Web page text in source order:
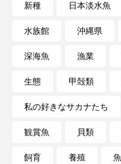
調理 論文
資源 赤潮
軟体動物 軟骨魚類
新種 日本淡水魚
水族館 沖縄県
深海魚 漁業
生態 甲殻類
私の好きなサカナたち
観賞魚 貝類
飼育 養殖 魚